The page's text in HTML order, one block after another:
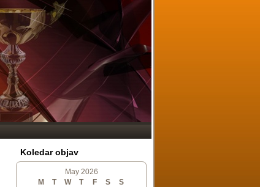
Koledar objav
May 2026
M
T W T F S S